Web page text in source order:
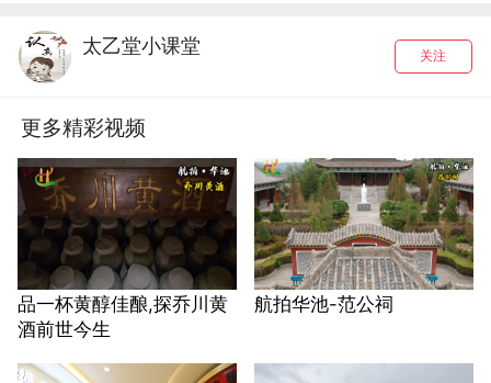
太乙堂小课堂 关注
更多精彩视频
品一杯黄醇佳酿,探乔川黄
酒前世今生
航拍华池-范公祠